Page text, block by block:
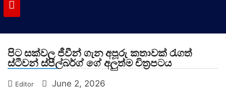
පිට සක්වල ජීවීන් ගැන අපූරු කතාවක් රැගත්
ස්ටීවන් ස්පීල්බර්ග් ගේ අලුත්ම චිත්‍රපටය
Editor June 2, 2026